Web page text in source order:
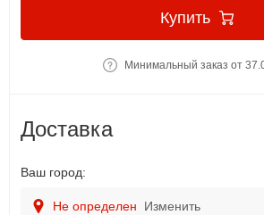
Купить
Минимальный заказ от
Доставка
Ваш город:
Не определен Изменить